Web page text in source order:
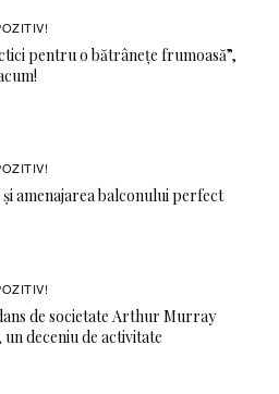
pentru o bătrânețe frumoasă”,
și amenajarea balconului perfect
de societate Arthur Murray
deceniu de activitate